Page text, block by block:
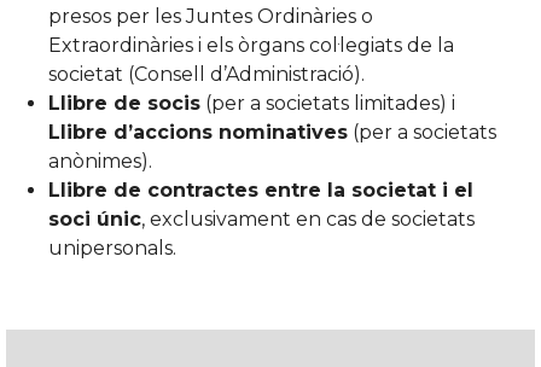
presos per les Juntes Ordinàries o
Extraordinàries i els òrgans col·legiats de la
societat (Consell d’Administració).
Llibre de socis (per a societats limitades) i
Llibre d’accions nominatives (per a societats
anònimes).
Llibre de contractes entre la societat i el
soci únic, exclusivament en cas de societats
unipersonals.